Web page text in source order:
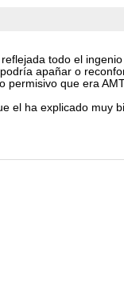
todo el
apañar o
permisivo que era
el ha explicado muy